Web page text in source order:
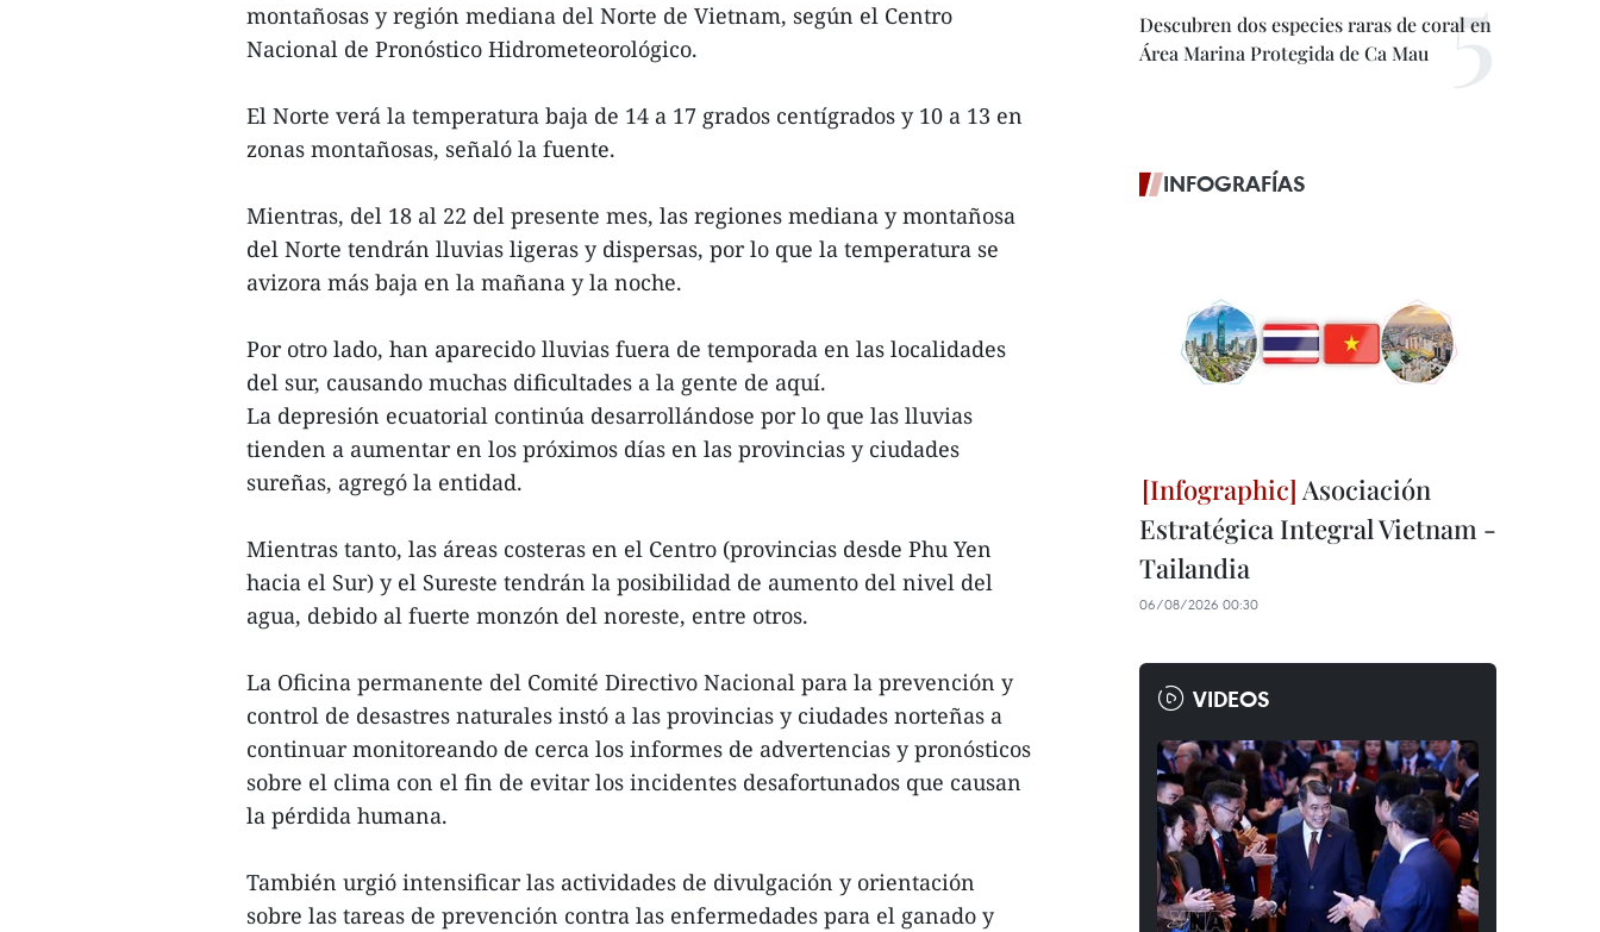
montañosas y región mediana del Norte de Vietnam, según el Centro
Nacional de Pronóstico Hidrometeorológico.
El Norte verá la temperatura baja de 14 a 17 grados centígrados y 10 a 13 en
zonas montañosas, señaló la fuente.
Mientras, del 18 al 22 del presente mes, las regiones mediana y montañosa
del Norte tendrán lluvias ligeras y dispersas, por lo que la temperatura se
avizora más baja en la mañana y la noche.
Por otro lado, han aparecido lluvias fuera de temporada en las localidades
del sur, causando muchas dificultades a la gente de aquí.
La depresión ecuatorial continúa desarrollándose por lo que las lluvias
tienden a aumentar en los próximos días en las provincias y ciudades
sureñas, agregó la entidad.
Mientras tanto, las áreas costeras en el Centro (provincias desde Phu Yen
hacia el Sur) y el Sureste tendrán la posibilidad de aumento del nivel del
agua, debido al fuerte monzón del noreste, entre otros.
La Oficina permanente del Comité Directivo Nacional para la prevención y
control de desastres naturales instó a las provincias y ciudades norteñas a
continuar monitoreando de cerca los informes de advertencias y pronósticos
sobre el clima con el fin de evitar los incidentes desafortunados que causan
la pérdida humana.
También urgió intensificar las actividades de divulgación y orientación
sobre las tareas de prevención contra las enfermedades para el ganado y
Descubren dos especies raras de coral en
Área Marina Protegida de Ca Mau
INFOGRAFÍAS
Asociación
Estratégica Integral Vietnam -
Tailandia
06/08/2026 00:30
VIDEOS